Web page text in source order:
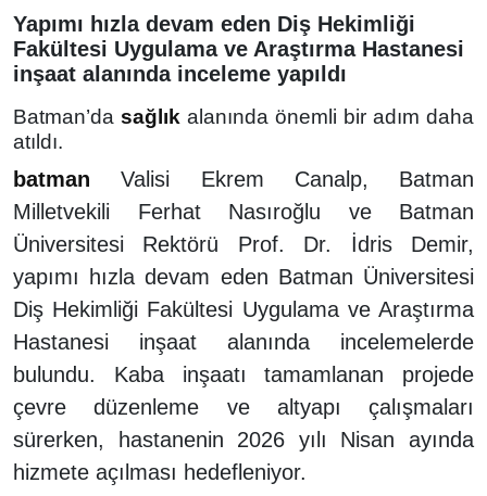
Yapımı hızla devam eden Diş Hekimliği
Fakültesi Uygulama ve Araştırma Hastanesi
inşaat alanında inceleme yapıldı
Batman’da sağlık alanında önemli bir adım daha
atıldı.
batman Valisi Ekrem Canalp, Batman
Milletvekili Ferhat Nasıroğlu ve Batman
Üniversitesi Rektörü Prof. Dr. İdris Demir,
yapımı hızla devam eden Batman Üniversitesi
Diş Hekimliği Fakültesi Uygulama ve Araştırma
Hastanesi inşaat alanında incelemelerde
bulundu. Kaba inşaatı tamamlanan projede
çevre düzenleme ve altyapı çalışmaları
sürerken, hastanenin 2026 yılı Nisan ayında
hizmete açılması hedefleniyor.